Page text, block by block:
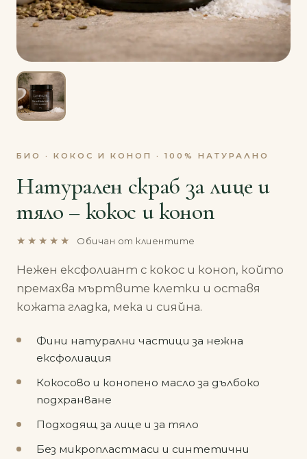
БИО · КОКОС И КОНОП · 100% НАТУРАЛНО
Натурален скраб за лице и
тяло – кокос и коноп
★★★★★ Обичан от клиентите
Нежен ексфолиант с кокос и коноп, който
премахва мъртвите клетки и оставя
кожата гладка, мека и сияйна.
Фини натурални частици за нежна
ексфолиация
Кокосово и конопено масло за дълбоко
подхранване
Подходящ за лице и за тяло
Без микропластмаси и синтетични